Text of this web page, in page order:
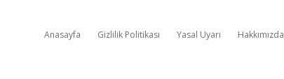
Anasayfa Gizlilik Politikası Yasal Uyarı Hakkımızda